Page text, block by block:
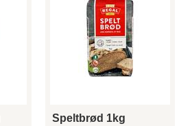
Speltbrød 1kg